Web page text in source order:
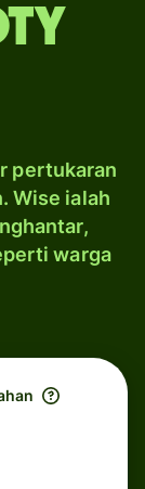
pertukaran
Wise ialah
warga